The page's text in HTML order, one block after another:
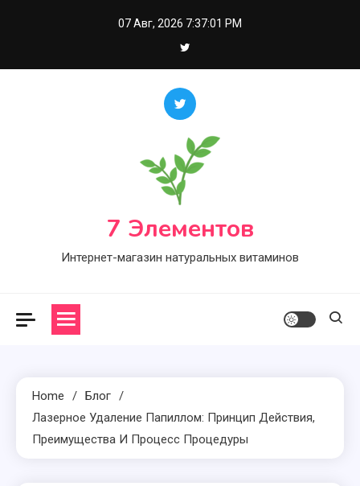
07 Авг, 2026 7:37:02 PM
7 Элементов
Интернет-магазин натуральных витаминов
Home
Блог
Лазерное Удаление Папиллом: Принцип Действия,
Преимущества И Процесс Процедуры